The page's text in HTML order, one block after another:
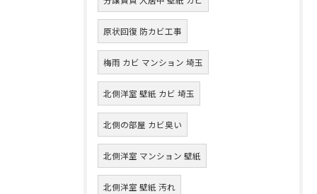
原状回復 防カビ工事
梅雨 カビ マンション 埼玉
北側洋室 壁紙 カビ 埼玉
北側の部屋 カビ臭い
北側洋室 マンション 壁紙
北側洋室 壁紙 汚れ